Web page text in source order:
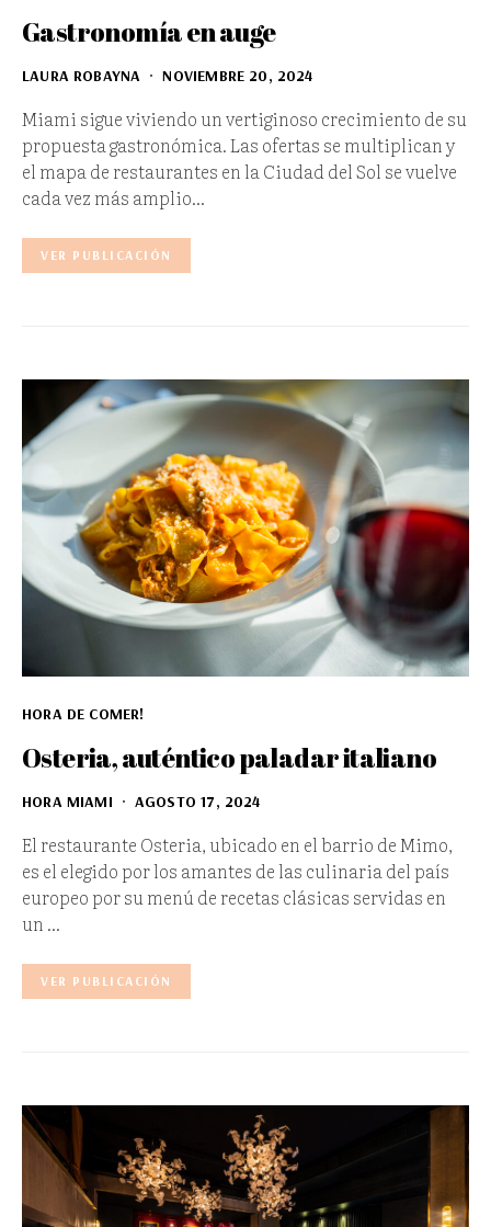
Gastronomía en auge
LAURA ROBAYNA NOVIEMBRE 20, 2024
Miami sigue viviendo un vertiginoso crecimiento de su
propuesta gastronómica. Las ofertas se multiplican y
el mapa de restaurantes en la Ciudad del Sol se vuelve
cada vez más amplio…
VER PUBLICACIÓN
HORA DE COMER!
Osteria, auténtico paladar italiano
HORA MIAMI AGOSTO 17, 2024
El restaurante Osteria, ubicado en el barrio de Mimo,
es el elegido por los amantes de las culinaria del país
europeo por su menú de recetas clásicas servidas en
un …
VER PUBLICACIÓN